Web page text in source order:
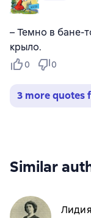
– Темно в бане-
крыло.
0 0
3 more quotes
Similar